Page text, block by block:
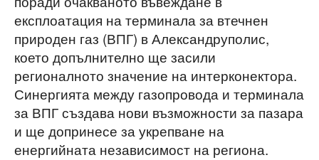
експлоатация на терминала за втечнен
природен газ (ВПГ) в Александруполис,
което допълнително ще засили
регионалното значение на интерконектора.
Синергията между газопровода и терминала
за ВПГ създава нови възможности за пазара
и ще допринесе за укрепване на
енергийната независимост на региона.